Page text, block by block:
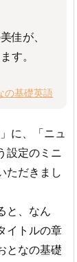
佳が、
す。
の基礎英語
に、「ニュ
設定のミニ
ただきまし
と、なん
イトルの章
となの基礎